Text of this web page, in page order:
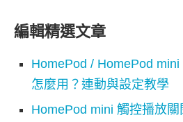
編輯精選文章
HomePod / HomePod
怎麼用？連動與設定教學
HomePod mini 觸控播放